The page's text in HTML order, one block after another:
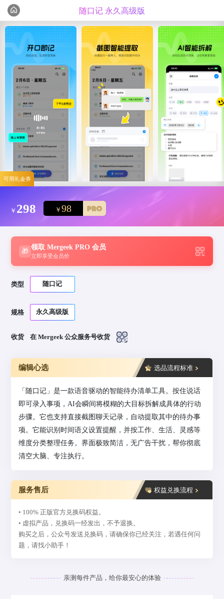
可用礼金券
随口记 永久高级版
编辑心选 精选测评
￥ 298 ￥ 98
🎁
领取 Mergeek PRO 会员
立即享受会员价
类型 随口记
规格 永久高级版
收货 在 Mergeek 公众服务号收货
编辑心选 选品流程标准
「随口记」是一款语音驱动的智能待办清单工具。按住说话
即可录入事项，AI会瞬间将模糊的大目标拆解成具体的行动
步骤。它也支持直接截图聊天记录，自动提取其中的待办事
项。它能识别时间语义设置提醒，并按工作、生活、灵感等
维度分类整理任务。界面极致简洁，无广告干扰，帮你彻底
清空大脑、专注执行。
服务售后 权益兑换流程
• 100% 正版官方兑换码权益。
• 虚拟产品，兑换码一经发出，不予退换。
购买之后，公众号发送兑换码，请确保你已经关注，若遇任何问
题，请找小助手！
亲测每件产品，给你最安心的体验